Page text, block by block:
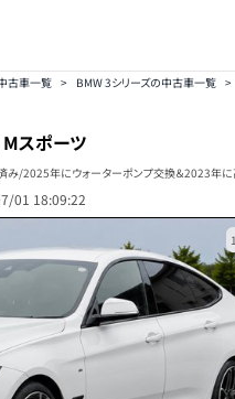
古車一覧 > BMW 3シリーズの中古車一覧 >
スポーツ
み/2025年にウォーターポンプ交換＆2023
01 18:09:22
1